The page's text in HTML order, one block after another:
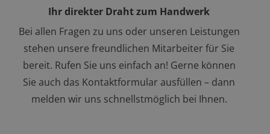
Ihr direkter Draht zum Handwerk
Bei allen Fragen zu uns oder unseren Leistungen
stehen unsere freundlichen Mitarbeiter für Sie
bereit. Rufen Sie uns einfach an! Gerne können
Sie auch das Kontaktformular ausfüllen – dann
melden wir uns schnellstmöglich bei Ihnen.